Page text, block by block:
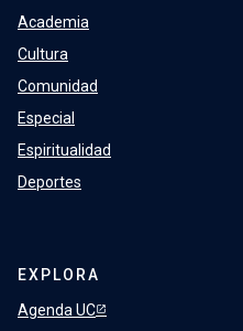
Academia
Cultura
Comunidad
Especial
Espiritualidad
Deportes
EXPLORA
Agenda UC